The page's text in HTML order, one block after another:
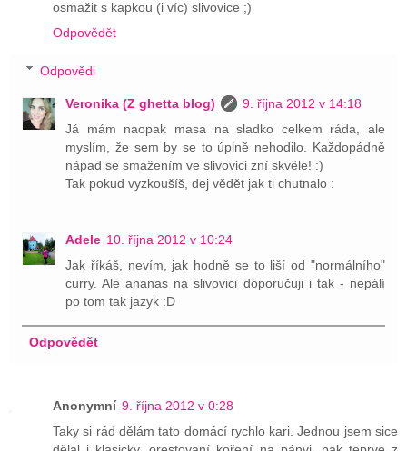
osmažit s kapkou (i víc) slivovice ;)
Odpovědět
Odpovědi
Veronika (Z ghetta blog)
9. října 2012 v 14:18
Já mám naopak masa na sladko celkem ráda, ale
myslím, že sem by se to úplně nehodilo. Každopádně
nápad se smažením ve slivovici zní skvěle! :)
Tak pokud vyzkoušíš, dej vědět jak ti chutnalo :
Adele 10. října 2012 v 10:24
Jak říkáš, nevím, jak hodně se to liší od "normálního"
curry. Ale ananas na slivovici doporučuji i tak - nepálí
po tom tak jazyk :D
Odpovědět
Anonymní 9. října 2012 v 0:28
Taky si rád dělám tato domácí rychlo kari. Jednou jsem sice